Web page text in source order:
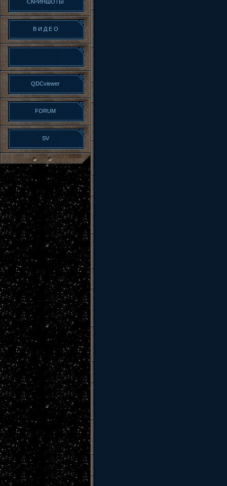
СКРИНШОТЫ
В И Д Е О
QDCviewer
FORUM
SV